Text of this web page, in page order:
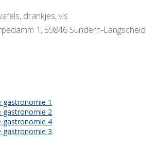
drankjes, vis
1, 59846 Sundern-Langscheid